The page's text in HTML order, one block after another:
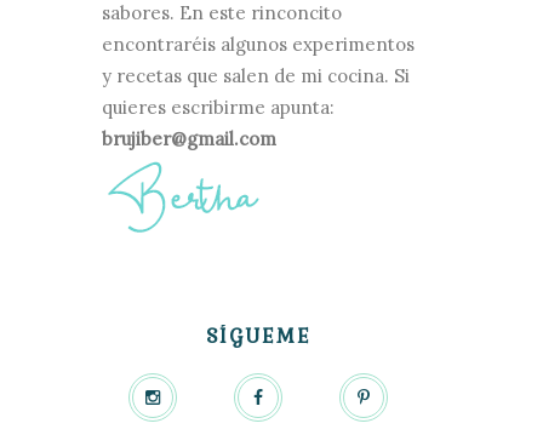
sabores. En este rinconcito
encontraréis algunos experimentos
y recetas que salen de mi cocina. Si
quieres escribirme apunta:
brujiber@gmail.com
SÍGUEME